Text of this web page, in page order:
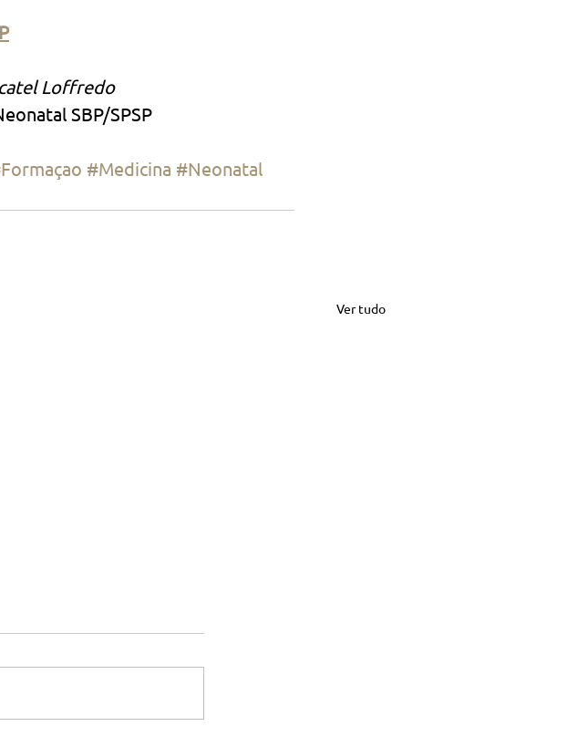
Loffredo
SBP/SPSP
#Medicina #Neonatal
Ver tudo